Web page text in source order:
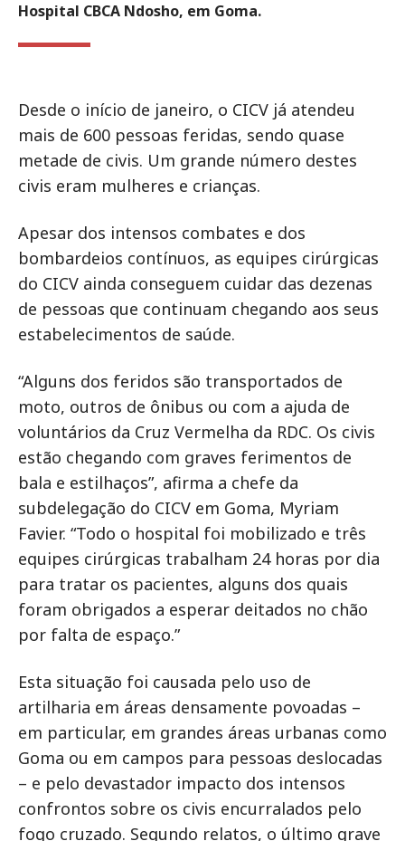
Hospital CBCA Ndosho, em Goma.
Desde o início de janeiro, o CICV já atendeu
mais de 600 pessoas feridas, sendo quase
metade de civis. Um grande número destes
civis eram mulheres e crianças.
Apesar dos intensos combates e dos
bombardeios contínuos, as equipes cirúrgicas
do CICV ainda conseguem cuidar das dezenas
de pessoas que continuam chegando aos seus
estabelecimentos de saúde.
“Alguns dos feridos são transportados de
moto, outros de ônibus ou com a ajuda de
voluntários da Cruz Vermelha da RDC. Os civis
estão chegando com graves ferimentos de
bala e estilhaços”, afirma a chefe da
subdelegação do CICV em Goma, Myriam
Favier. “Todo o hospital foi mobilizado e três
equipes cirúrgicas trabalham 24 horas por dia
para tratar os pacientes, alguns dos quais
foram obrigados a esperar deitados no chão
por falta de espaço.”
Esta situação foi causada pelo uso de
artilharia em áreas densamente povoadas –
em particular, em grandes áreas urbanas como
Goma ou em campos para pessoas deslocadas
– e pelo devastador impacto dos intensos
confrontos sobre os civis encurralados pelo
fogo cruzado. Segundo relatos, o último grave